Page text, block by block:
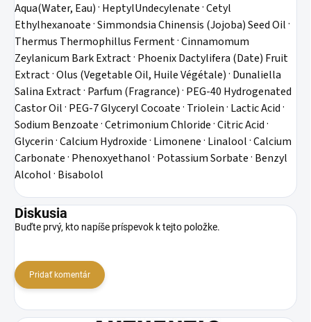
Aqua(Water, Eau) · HeptylUndecylenate · Cetyl
Ethylhexanoate · Simmondsia Chinensis (Jojoba) Seed Oil ·
Thermus Thermophillus Ferment · Cinnamomum
Zeylanicum Bark Extract · Phoenix Dactylifera (Date) Fruit
Extract · Olus (Vegetable Oil, Huile Végétale) · Dunaliella
Salina Extract · Parfum (Fragrance) · PEG-40 Hydrogenated
Castor Oil · PEG-7 Glyceryl Cocoate · Triolein · Lactic Acid ·
Sodium Benzoate · Cetrimonium Chloride · Citric Acid ·
Glycerin · Calcium Hydroxide · Limonene · Linalool · Calcium
Carbonate · Phenoxyethanol · Potassium Sorbate · Benzyl
Alcohol · Bisabolol
Diskusia
Buďte prvý, kto napíše príspevok k tejto položke.
Pridať komentár